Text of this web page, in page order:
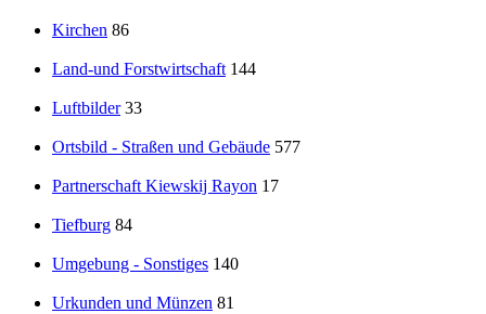
Kirchen 86
Land-und Forstwirtschaft 144
Luftbilder 33
Ortsbild - Straßen und Gebäude 577
Partnerschaft Kiewskij Rayon 17
Tiefburg 84
Umgebung - Sonstiges 140
Urkunden und Münzen 81